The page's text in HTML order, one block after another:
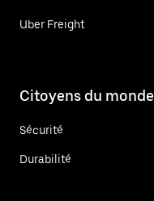
Uber Freight
Citoyens du monde
Sécurité
Durabilité